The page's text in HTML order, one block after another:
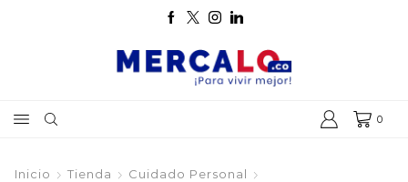
0
Inicio Tienda
Cuidado Personal